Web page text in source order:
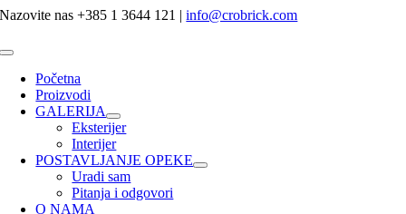
Skip
content
Nazovite nas +385 1 3644 121 | info@crobrick.com
Toggle
NavigationPočetna
Proizvodi
GALERIJA
Eksterijer
Interijer
POSTAVLJANJE OPEKE
Uradi sam
Pitanja i odgovori
O NAMA